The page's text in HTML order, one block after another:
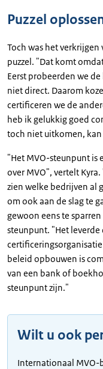
Puzzel
Toch was het
puzzel. "Dat komt
Eerst probeerden we
niet direct. Daarom
certificeren we de
heb ik gelukkig goed
toch niet uitkomen,
"Het MVO-steunpunt is
over MVO", vertelt
zien welke bedrijven al
om ook aan de slag te
gewoon eens te
steunpunt. "Het
beleid opbouwen is
van een bank of
steunpunt zijn."
Wilt u ook
Internationaal MVO-